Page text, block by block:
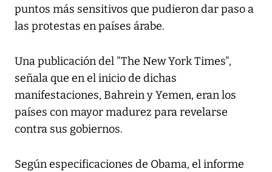
puntos más sensitivos que pudieron dar paso a
las protestas en países árabe.
Una publicación del "The New York Times",
señala que en el inicio de dichas
manifestaciones, Bahrein y Yemen, eran los
países con mayor madurez para revelarse
contra sus gobiernos.
Según especificaciones de Obama, el informe